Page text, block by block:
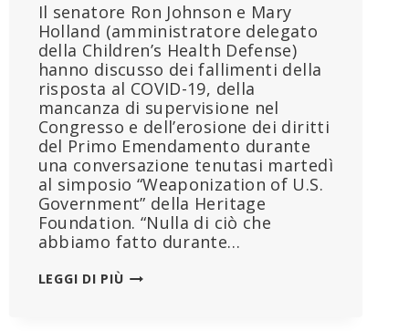
Il senatore Ron Johnson e Mary
Holland (amministratore delegato
della Children’s Health Defense)
hanno discusso dei fallimenti della
risposta al COVID-19, della
mancanza di supervisione nel
Congresso e dell’erosione dei diritti
del Primo Emendamento durante
una conversazione tenutasi martedì
al simposio “Weaponization of U.S.
Government” della Heritage
Foundation. “Nulla di ciò che
abbiamo fatto durante…
LEGGI DI PIÙMARY